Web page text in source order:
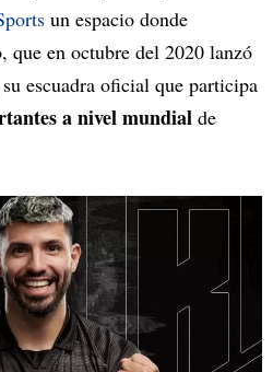
un espacio donde
que en octubre del 2020 lanzó
escuadra oficial que participa
a nivel mundial de